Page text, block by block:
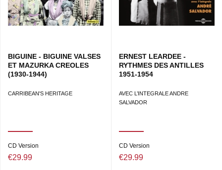
BIGUINE - BIGUINE VALSES
ET MAZURKA CREOLES
(1930-1944)
CARRIBEAN'S HERITAGE
CD Version
€29.99
ERNEST LEARDEE -
RYTHMES DES ANTILLES
1951-1954
AVEC L’INTEGRALE ANDRE
SALVADOR
CD Version
€29.99